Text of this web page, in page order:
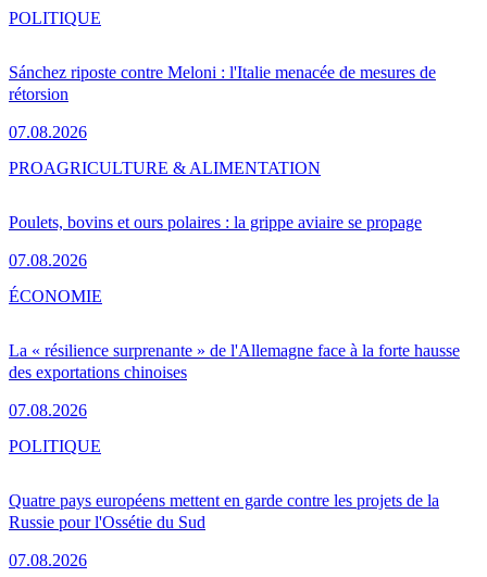
Sánchez riposte contre Meloni : l'Italie menacée de mesures de
rétorsion
07.08.2026
POLITIQUE
Poulets, bovins et ours polaires : la grippe aviaire se propage
07.08.2026
PROAGRICULTURE & ALIMENTATION
La « résilience surprenante » de l'Allemagne face à la forte hausse
des exportations chinoises
07.08.2026
ÉCONOMIE
Quatre pays européens mettent en garde contre les projets de la
Russie pour l'Ossétie du Sud
07.08.2026
POLITIQUE